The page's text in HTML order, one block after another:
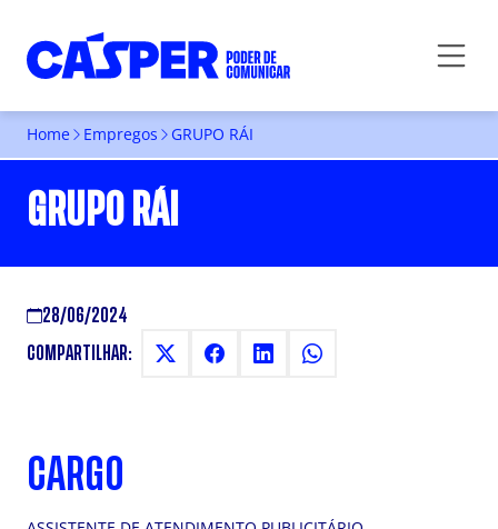
Home Empregos GRUPO RÁI
GRUPO RÁI
28/06/2024
COMPARTILHAR:
CARGO